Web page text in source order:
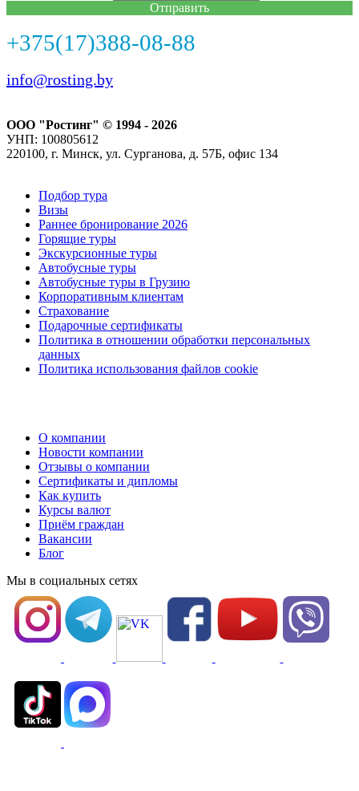
Отправить
+375(17)388-08-88
info@rosting.by
ООО "Ростинг" © 1994 - 2026
УНП: 100805612
220100, г. Минск, ул. Сурганова, д. 57Б, офис 134
Подбор тура
Визы
Раннее бронирование 2026
Горящие туры
Экскурсионные туры
Автобусные туры
Автобусные туры в Грузию
Корпоративным клиентам
Страхование
Подарочные сертификаты
Политика в отношении обработки персональных
данных
Политика использования файлов cookie
О компании
Новости компании
Отзывы о компании
Сертификаты и дипломы
Как купить
Курсы валют
Приём граждан
Вакансии
Блог
Мы в социальных сетях